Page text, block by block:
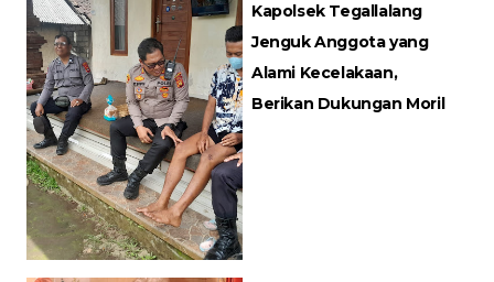
Kapolsek Tegallalang
Jenguk Anggota yang
Alami Kecelakaan,
Berikan Dukungan Moril